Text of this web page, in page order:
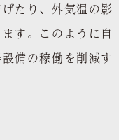
たり、外気温の影
す。このように自
備の稼働を削減す